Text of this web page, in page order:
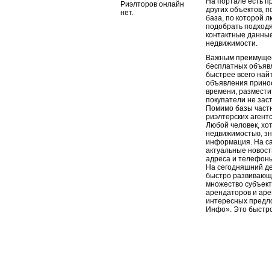
Риэлторов онлайн
нет.
других объектов,
база, по которой
подобрать
контактные
недвижимости.
Важным
бесплатных
быстрее всего
объявления
времени,
покупатели не
Помимо базы
риэлтерских
Любой человек,
недвижимостью,
информация. На
актуальные
адреса и
На сегодняшний
быстро
множество
арендаторов и
интересных
Инфо». Это